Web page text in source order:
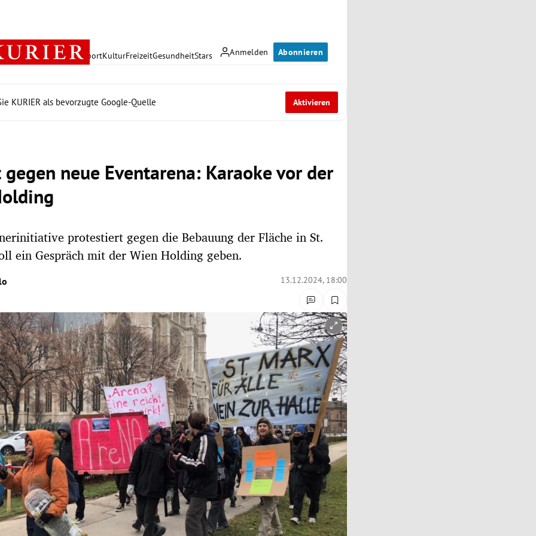
Anmelden Abonnieren
PolitikWirtschaft SportKulturFreizeitGesundheitStars
KURIER als bevorzugte Google-Quelle Aktivieren
neue Eventarena: Karaoke vor der
protestiert gegen die Bebauung der Fläche in St.
ein Gespräch mit der Wien Holding geben.
13.12.2024, 18:00
öffnen/schließen